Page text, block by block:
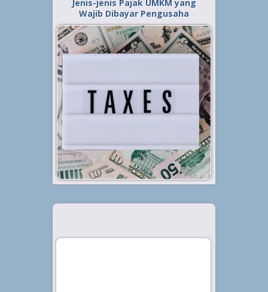
Jenis-jenis Pajak UMKM yang
Wajib Dibayar Pengusaha
Diterbitkan tanggal 25 Jan 2022, dalam kategori
Bisnis
.
Terdapat jenis-jenis pajak UMKM
yang wajib dibayar oleh para
pelaku usaha. Berikut adalah
beberapa di antaranya. UMKM
telah sejak lama menjadi
pahlawan ekonomi bagi bangsa
Indonesia. Hal ini dikarenakan,
keberadaan UMKM cukup...
Baca Selengkapnya »